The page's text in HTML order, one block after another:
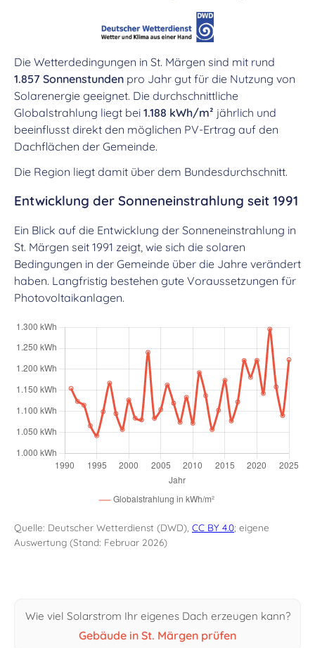
Die Wetterdedingungen in St. Märgen sind mit rund
1.857 Sonnenstunden pro Jahr gut für die Nutzung von
Solarenergie geeignet. Die durchschnittliche
Globalstrahlung liegt bei 1.188 kWh/m² jährlich und
beeinflusst direkt den möglichen PV-Ertrag auf den
Dachflächen der Gemeinde.
Die Region liegt damit über dem Bundesdurchschnitt.
Entwicklung der Sonneneinstrahlung seit 1991
Ein Blick auf die Entwicklung der Sonneneinstrahlung in
St. Märgen seit 1991 zeigt, wie sich die solaren
Bedingungen in der Gemeinde über die Jahre verändert
haben. Langfristig bestehen gute Voraussetzungen für
Photovoltaikanlagen.
Quelle: Deutscher Wetterdienst (DWD), CC BY 4.0; eigene
Auswertung (Stand: Februar 2026)
Wie viel Solarstrom Ihr eigenes Dach erzeugen kann?
Gebäude in St. Märgen prüfen